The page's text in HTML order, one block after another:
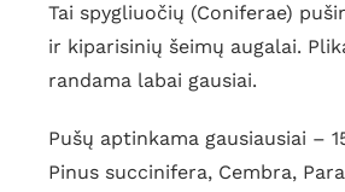
Tai spygliuočių (Coniferae)
ir kiparisinių šeimų augalai.
randama labai gausiai.
Pušų aptinkama gausiausiai –
Pinus succinifera, Cembra,